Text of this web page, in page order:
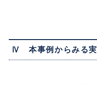
Ⅳ 本事例からみる実